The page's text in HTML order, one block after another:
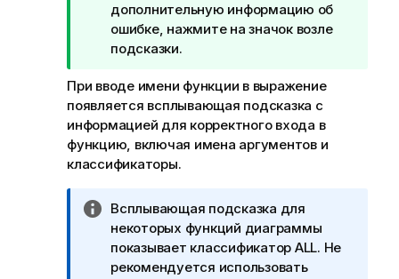
е
ч
а
и
е
к
п
о
с
к
а
з
дополнительную информацию об
ошибке, нажмите на значок возле
подсказки.
При вводе имени функции в выражение
появляется всплывающая подсказка с
информацией для корректного входа в
функцию, включая имена аргументов и
классификаторы.
П
р
и
м
Всплывающая подсказка для
некоторых функций диаграммы
показывает классификатор ALL. Не
рекомендуется использовать